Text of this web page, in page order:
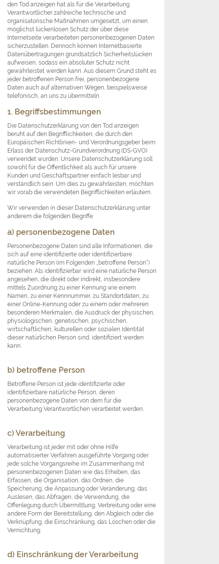
den Tod anzeigen hat als für die Verarbeitung
Verantwortlicher zahlreiche technische und
organisatorische Maßnahmen umgesetzt, um einen
möglichst lückenlosen Schutz der über diese
Internetseite verarbeiteten personenbezogenen Daten
sicherzustellen. Dennoch können Internetbasierte
Datenübertragungen grundsätzlich Sicherheitslücken
aufweisen, sodass ein absoluter Schutz nicht
gewährleistet werden kann. Aus diesem Grund steht es
jeder betroffenen Person frei, personenbezogene
Daten auch auf alternativen Wegen, beispielsweise
telefonisch, an uns zu übermitteln.
1. Begriffsbestimmungen
Die Datenschutzerklärung von den Tod anzeigen
beruht auf den Begrifflichkeiten, die durch den
Europäischen Richtlinien- und Verordnungsgeber beim
Erlass der Datenschutz-Grundverordnung (DS-GVO)
verwendet wurden. Unsere Datenschutzerklärung soll
sowohl für die Öffentlichkeit als auch für unsere
Kunden und Geschäftspartner einfach lesbar und
verständlich sein. Um dies zu gewährleisten, möchten
wir vorab die verwendeten Begrifflichkeiten erläutern.
Wir verwenden in dieser Datenschutzerklärung unter
anderem die folgenden Begriffe:
a) personenbezogene Daten
Personenbezogene Daten sind alle Informationen, die
sich auf eine identifizierte oder identifizierbare
natürliche Person (im Folgenden „betroffene Person“)
beziehen. Als identifizierbar wird eine natürliche Person
angesehen, die direkt oder indirekt, insbesondere
mittels Zuordnung zu einer Kennung wie einem
Namen, zu einer Kennnummer, zu Standortdaten, zu
einer Online-Kennung oder zu einem oder mehreren
besonderen Merkmalen, die Ausdruck der physischen,
physiologischen, genetischen, psychischen,
wirtschaftlichen, kulturellen oder sozialen Identität
dieser natürlichen Person sind, identifiziert werden
kann.
b) betroffene Person
Betroffene Person ist jede identifizierte oder
identifizierbare natürliche Person, deren
personenbezogene Daten von dem für die
Verarbeitung Verantwortlichen verarbeitet werden.
c) Verarbeitung
Verarbeitung ist jeder mit oder ohne Hilfe
automatisierter Verfahren ausgeführte Vorgang oder
jede solche Vorgangsreihe im Zusammenhang mit
personenbezogenen Daten wie das Erheben, das
Erfassen, die Organisation, das Ordnen, die
Speicherung, die Anpassung oder Veränderung, das
Auslesen, das Abfragen, die Verwendung, die
Offenlegung durch Übermittlung, Verbreitung oder eine
andere Form der Bereitstellung, den Abgleich oder die
Verknüpfung, die Einschränkung, das Löschen oder die
Vernichtung.
d) Einschränkung der Verarbeitung